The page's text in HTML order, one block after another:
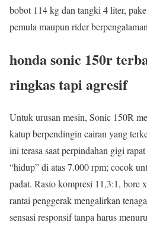
bobot 114 kg dan tangki 4 liter,
pemula maupun rider
honda sonic 150r
ringkas tapi agresif
Untuk urusan mesin, Sonic 150R
katup berpendingin cairan yang
ini terasa saat perpindahan gigi
“hidup” di atas 7.000 rpm; cocok
padat. Rasio kompresi 11,3:1, bore
rantai penggerak mengalirkan
sensasi responsif tanpa harus